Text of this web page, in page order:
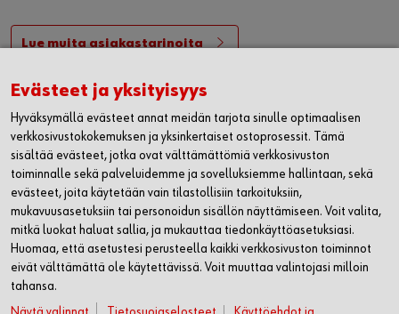
Lue muita asiakastarinoita
WÜRTH OY
MYYNTI JA ASIAKASPALVELU
WÜRTH HUOLTO
LASKUTUSTIEDOT
SEURAA MEITÄ
WÜRTH MOBIILISOVELLUS
Evästeet ja yksityisyys
Hyväksymällä evästeet annat meidän tarjota sinulle optimaalisen
verkkosivustokokemuksen ja yksinkertaiset ostoprosessit. Tämä
sisältää evästeet, jotka ovat välttämättömiä verkkosivuston
toiminnalle sekä palveluidemme ja sovelluksiemme hallintaan, sekä
evästeet, joita käytetään vain tilastollisiin tarkoituksiin,
mukavuusasetuksiin tai personoidun sisällön näyttämiseen. Voit valita,
mitkä luokat haluat sallia, ja mukauttaa tiedonkäyttöasetuksiasi.
Huomaa, että asetustesi perusteella kaikki verkkosivuston toiminnot
eivät välttämättä ole käytettävissä. Voit muuttaa valintojasi milloin
tahansa.